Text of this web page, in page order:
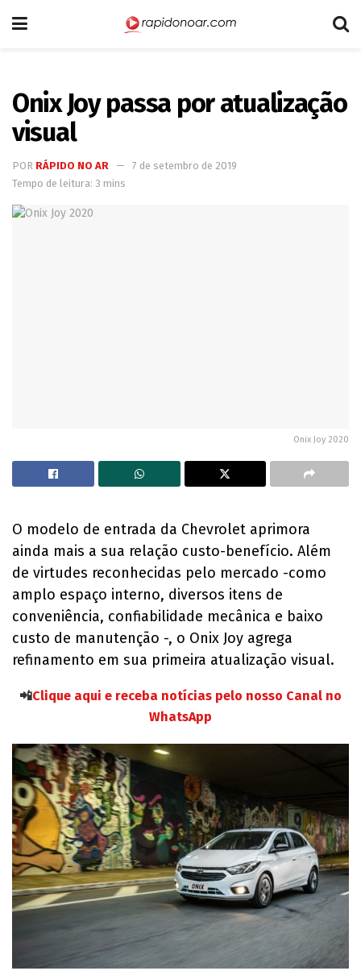
Onix Joy passa por atualização
visual
POR RÁPIDO NO AR
7 de setembro de 2019
Tempo de leitura: 3 mins
Onix Joy 2020
O modelo de entrada da Chevrolet aprimora
ainda mais a sua relação custo-benefício. Além
de virtudes reconhecidas pelo mercado -como
amplo espaço interno, diversos itens de
conveniência, confiabilidade mecânica e baixo
custo de manutenção -, o Onix Joy agrega
refinamento em sua primeira atualização visual.
📲Clique aqui e receba notícias pelo nosso Canal no
WhatsApp